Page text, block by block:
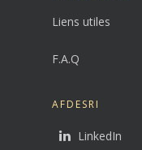
Liens utiles
F.A.Q
AFDESRI
LinkedIn